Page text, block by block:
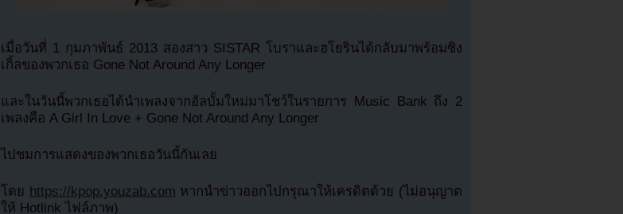
เมื่อวันที่ 1 กุมภาพันธ์ 2013 สองสาว SISTAR โบราและฮโยรินได้กลับมาพร้อมซิง
เกิ้ลของพวกเธอ Gone Not Around Any Longer
และในวันนี้พวกเธอได้นำเพลงจากอัลบั้มใหม่มาโชว์ในรายการ Music Bank ถึง 2
เพลงคือ A Girl In Love + Gone Not Around Any Longer
ไปชมการแสดงของพวกเธอวันนี้กันเลย
โดย https://kpop.youzab.com หากนำข่าวออกไปกรุณาให้เครดิตด้วย (ไม่อนุญาต
ให้ Hotlink ไฟล์ภาพ)